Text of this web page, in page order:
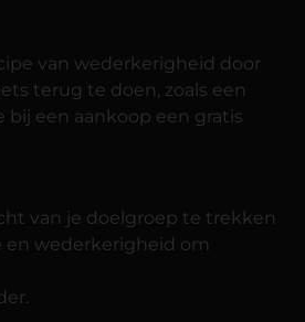
van wederkerigheid door
terug te doen, zoals een
een aankoop een gratis
van je doelgroep te trekken
en wederkerigheid om